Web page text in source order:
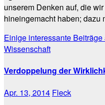
unserem Denken auf, die
hineingemacht haben;
Einige interessante
Wissenschaft
Verdoppelung der
Apr. 13, 2014 Fleck